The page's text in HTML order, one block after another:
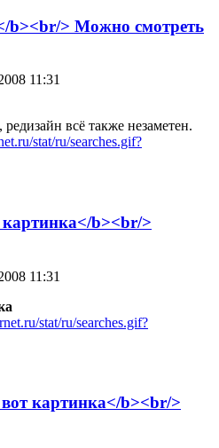
b><br/> Можно смотреть
11:31
всё также незаметен.
stat/ru/searches.gif?
картинка</b><br/>
11:31
stat/ru/searches.gif?
картинка</b><br/>